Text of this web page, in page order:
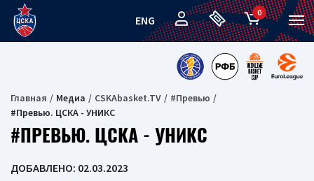
ENG
0
Главная Медиа CSKAbasket.TV
#Превью
#Превью. ЦСКА - УНИКС
#ПРЕВЬЮ. ЦСКА - УНИКС
ДОБАВЛЕНО: 02.03.2023